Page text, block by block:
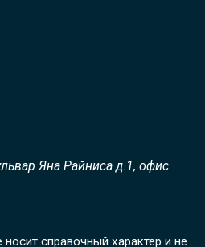
Яна Райниса д.1, офис
справочный характер и не